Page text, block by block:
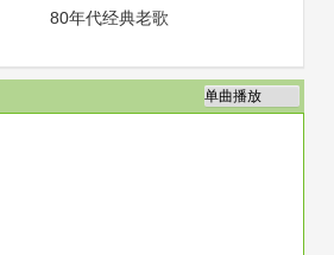
80年代经典老歌